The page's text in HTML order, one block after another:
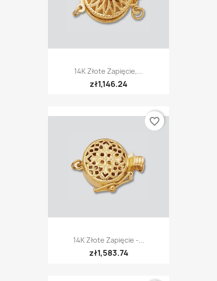
14K Złote Zapięcie,...
zł1,146.24
14K Złote Zapięcie -...
zł1,583.74
favorite_border